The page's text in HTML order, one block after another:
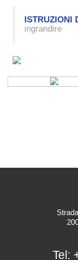
ISTRUZIONI
ingrandire
Tel: